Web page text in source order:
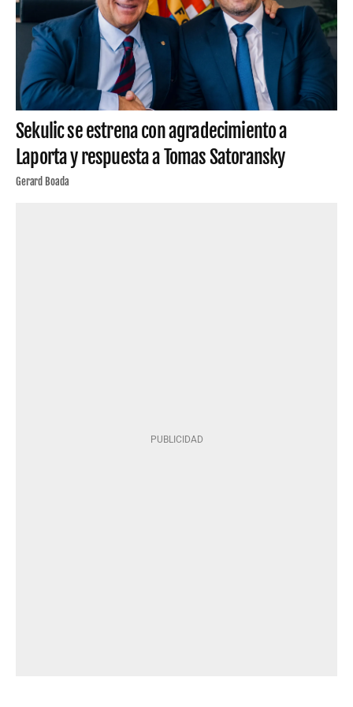
Sekulic se estrena con agradecimiento a
Laporta y respuesta a Tomas Satoransky
Gerard Boada